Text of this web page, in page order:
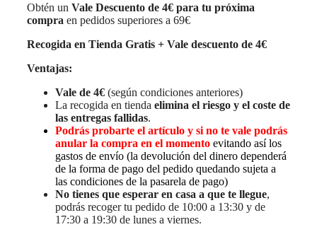
Obtén un Vale Descuento de 4€ para tu próxima
compra en pedidos superiores a 69€
Recogida en Tienda Gratis + Vale descuento de 4€
Ventajas:
Vale de 4€ (según condiciones anteriores)
La recogida en tienda elimina el riesgo y el coste de
las entregas fallidas.
Podrás probarte el artículo y si no te vale podrás
anular la compra en el momento evitando así los
gastos de envío (la devolución del dinero dependerá
de la forma de pago del pedido quedando sujeta a
las condiciones de la pasarela de pago)
No tienes que esperar en casa a que te llegue,
podrás recoger tu pedido de 10:00 a 13:30 y de
17:30 a 19:30 de lunes a viernes.